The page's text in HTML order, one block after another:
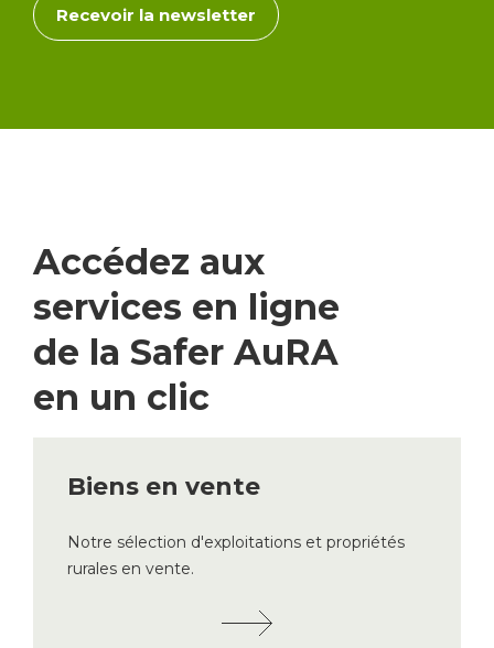
Recevoir la newsletter
Accédez aux
services en ligne
de la Safer AuRA
en un clic
Biens en vente
Notre sélection d'exploitations et propriétés
rurales en vente.